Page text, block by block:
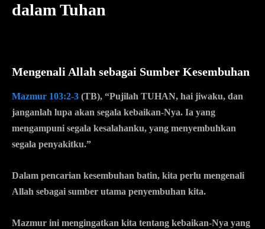
dalam Tuhan
Mengenali Allah sebagai Sumber Kesembuhan
Mazmur 103:2-3 (TB), “Pujilah TUHAN, hai jiwaku, dan
janganlah lupa akan segala kebaikan-Nya. Ia yang
mengampuni segala kesalahanku, yang menyembuhkan
segala penyakitku.”
Dalam pencarian kesembuhan batin, kita perlu mengenali
Allah sebagai sumber utama penyembuhan kita.
Mazmur ini mengingatkan kita tentang kebaikan-Nya yang